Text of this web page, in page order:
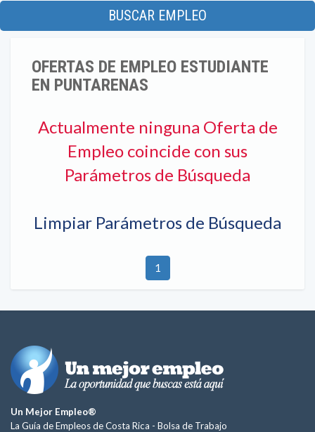
BUSCAR EMPLEO
OFERTAS DE EMPLEO ESTUDIANTE
EN PUNTARENAS
Actualmente ninguna Oferta de
Empleo coincide con sus
Parámetros de Búsqueda
Limpiar Parámetros de Búsqueda
1
Un Mejor Empleo®
La Guía de Empleos de Costa Rica - Bolsa de Trabajo